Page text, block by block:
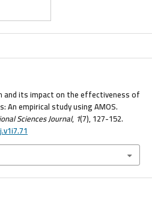
and its impact on the effectiveness of
An empirical study using AMOS.
Sciences Journal, 1(7), 127-152.